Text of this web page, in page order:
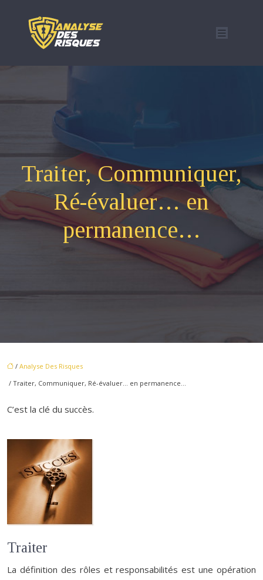
Traiter, Communiquer,
Ré-évaluer… en
permanence…
/ Analyse Des Risques
/ Traiter, Communiquer, Ré-évaluer… en permanence…
C’est la clé du succès.
Traiter
La définition des rôles et responsabilités est une opération